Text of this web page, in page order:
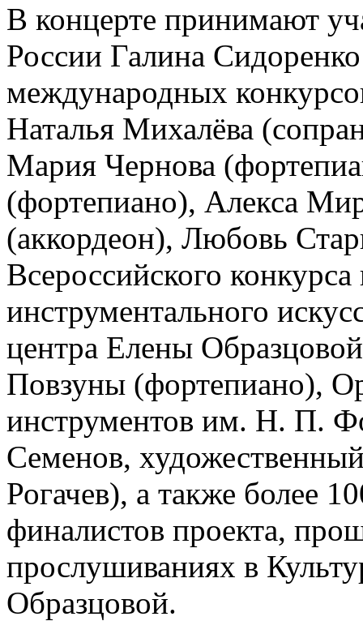
В концерте принимают
России Галина
международных
Наталья Михалёва
Мария Чернова
(фортепиано), Алекса
(аккордеон), Любовь
Всероссийского конкурса
инструментального
центра Елены
Повзуны (фортепиано),
инструментов им. Н. П.
Семенов,
Рогачев), а также более
финалистов проекта,
прослушиваниях в
Образцовой.